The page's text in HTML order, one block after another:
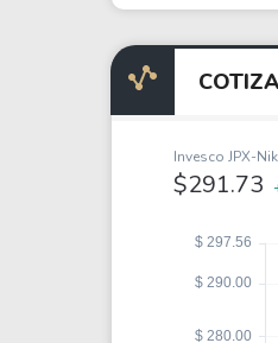
Apple
Amazon
Google
Meta
Coca-Cola
See all
Invesco JPX-
$291.73